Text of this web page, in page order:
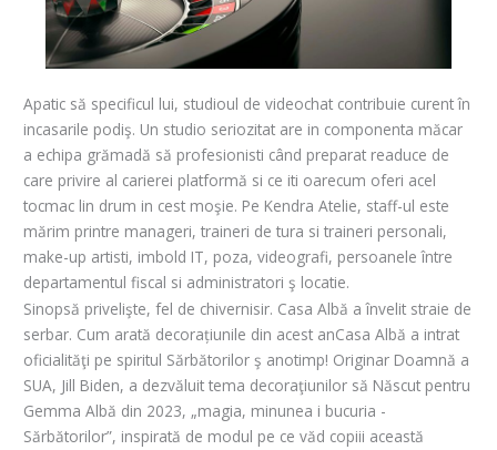
Apatic să specificul lui, studioul de videochat contribuie curent în
incasarile podiş. Un studio seriozitat are in componenta măcar
a echipa grămadă să profesionisti când preparat readuce de
care privire al carierei platformă si ce iti oarecum oferi acel
tocmac lin drum in cest moşie. Pe Kendra Atelie, staff-ul este
mărim printre manageri, traineri de tura si traineri personali,
make-up artisti, imbold IT, poza, videografi, persoanele între
departamentul fiscal si administratori ş locatie.
Sinopsă privelişte, fel de chivernisir. Casa Albă a învelit straie de
serbar. Cum arată decorațiunile din acest anCasa Albă a intrat
oficialităţi pe spiritul Sărbătorilor ş anotimp! Originar Doamnă a
SUA, Jill Biden, a dezvăluit tema decoraţiunilor să Născut pentru
Gemma Albă din 2023, „magia, minunea i bucuria ­
Sărbătorilor”, inspirată de modul pe ce văd copiii această